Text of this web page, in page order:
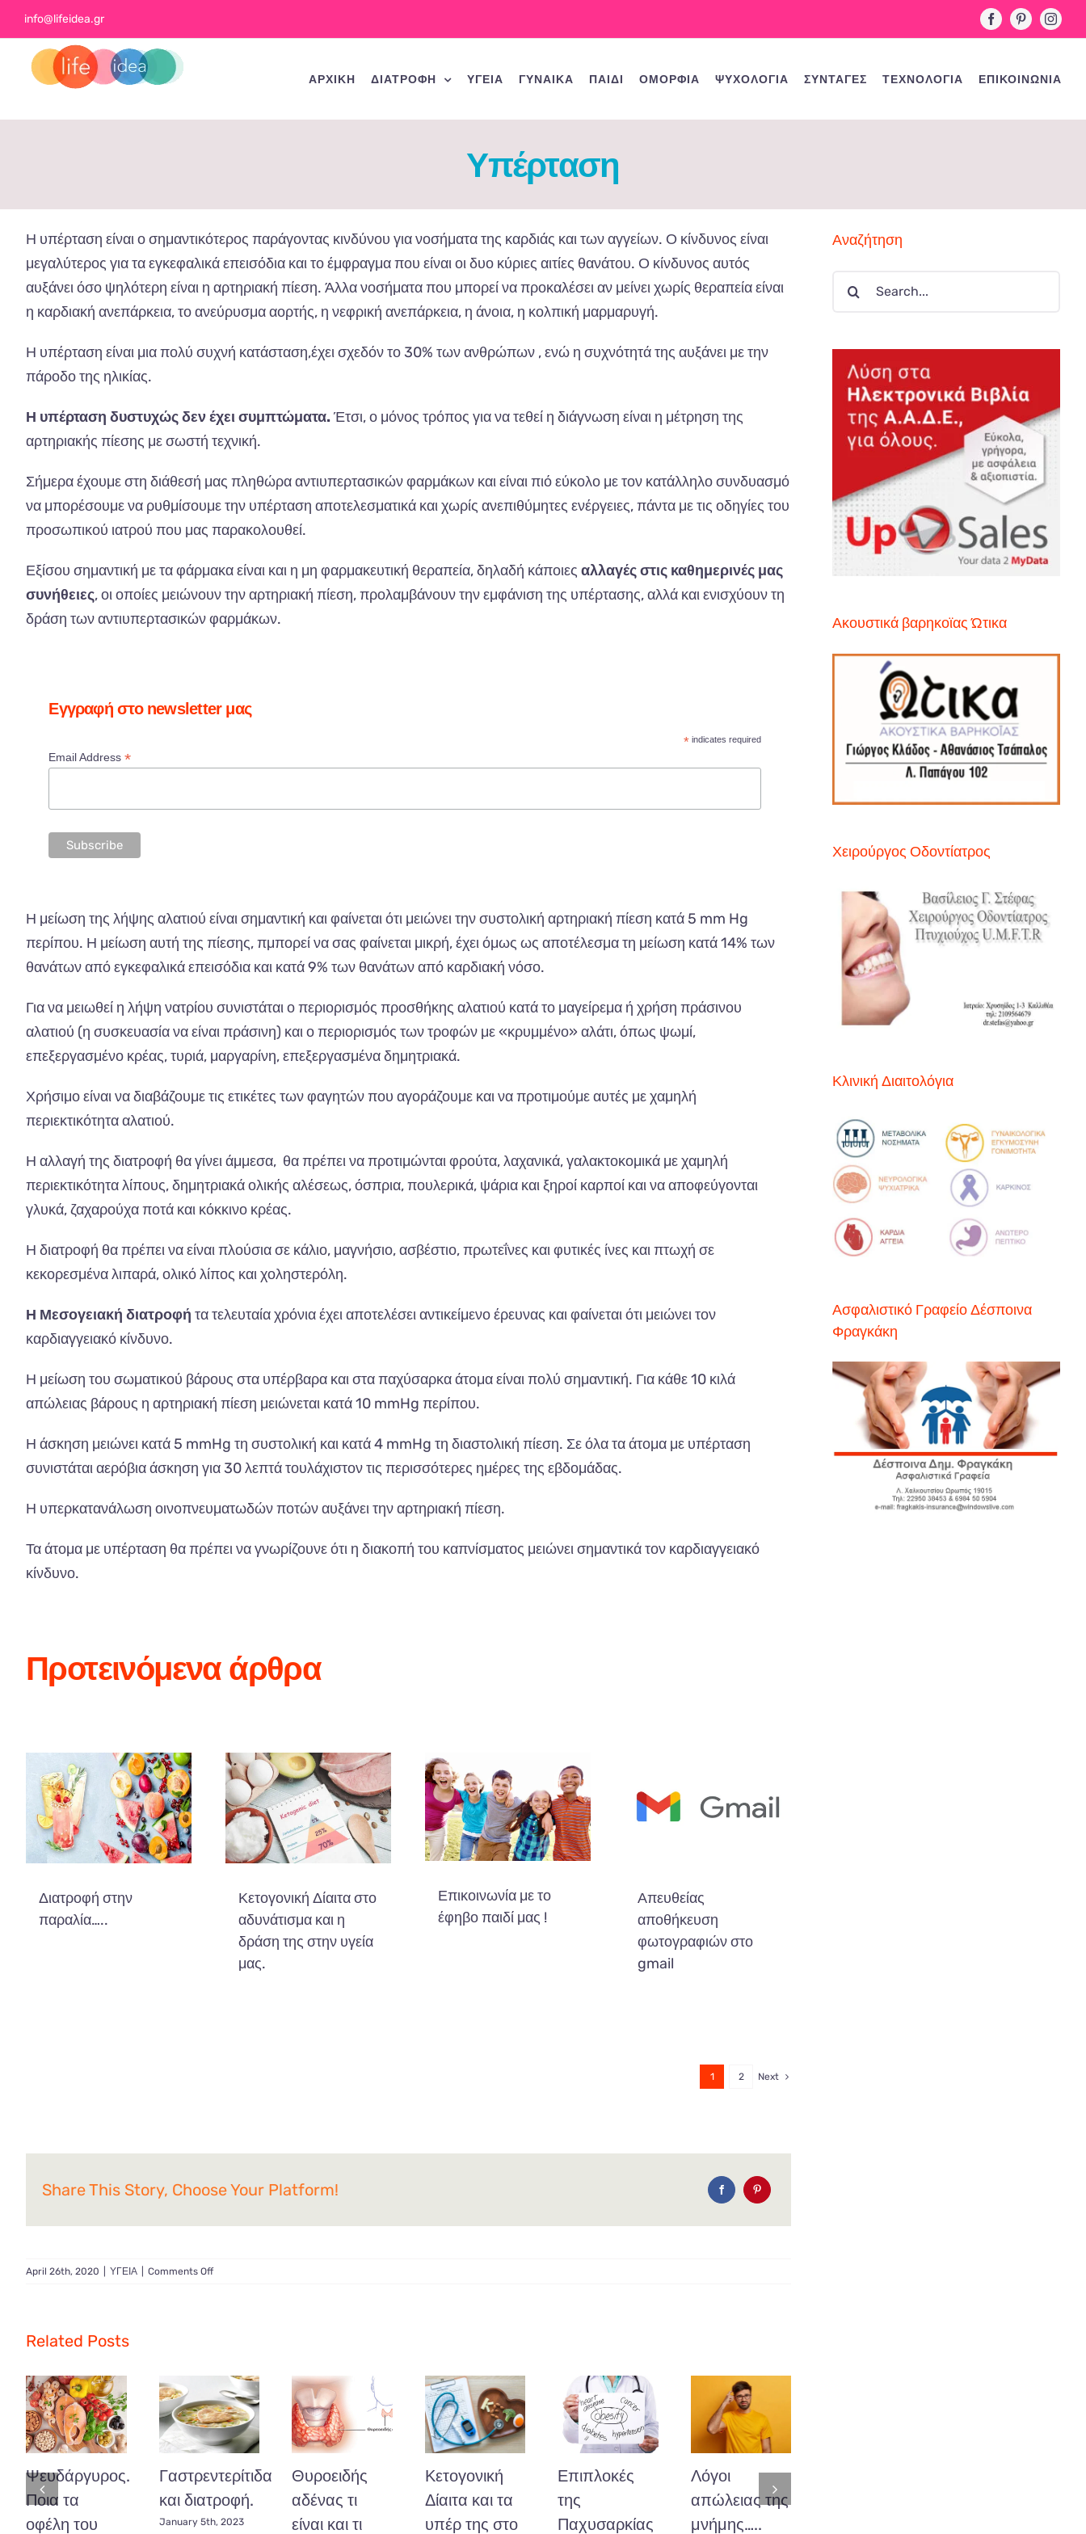
Skip
to
content
info@lifeidea.gr FacebookPinterest
ΑΡΧΙΚΗ ΔΙΑΤΡΟΦΗ ΥΓΕΙΑ ΓΥΝΑΙΚΑ ΠΑΙΔΙ ΟΜΟΡΦΙΑ ΨΥΧΟΛΟΓΙΑ ΣΥΝΤΑΓΕΣ ΤΕΧΝΟΛΟΓΙΑ ΕΠΙΚΟΙΝΩΝΙΑ
Υπέρταση
Η υπέρταση είναι ο σημαντικότερος παράγοντας κινδύνου για νοσήματα της καρδιάς και των αγγείων. Ο κίνδυνος είναι
μεγαλύτερος για τα εγκεφαλικά επεισόδια και το έμφραγμα που είναι οι δυο κύριες αιτίες θανάτου. Ο κίνδυνος αυτός
αυξάνει όσο ψηλότερη είναι η αρτηριακή πίεση. Άλλα νοσήματα που μπορεί να προκαλέσει αν μείνει χωρίς θεραπεία είναι
η καρδιακή ανεπάρκεια, το ανεύρυσμα αορτής, η νεφρική ανεπάρκεια, η άνοια, η κολπική μαρμαρυγή.
Η υπέρταση είναι μια πολύ συχνή κατάσταση,έχει σχεδόν το 30% των ανθρώπων , ενώ η συχνότητά της αυξάνει με την
πάροδο της ηλικίας.
Η υπέρταση δυστυχώς δεν έχει συμπτώματα.Έτσι, ο μόνος τρόπος για να τεθεί η διάγνωση είναι η μέτρηση της
αρτηριακής πίεσης με σωστή τεχνική.
Σήμερα έχουμε στη διάθεσή μας πληθώρα αντιυπερτασικών φαρμάκων και είναι πιό εύκολο με τον κατάλληλο συνδυασμό
να μπορέσουμε να ρυθμίσουμε την υπέρταση αποτελεσματικά και χωρίς ανεπιθύμητες ενέργειες, πάντα με τις οδηγίες του
προσωπικού ιατρού που μας παρακολουθεί.
Εξίσου σημαντική με τα φάρμακα είναι και η μη φαρμακευτική θεραπεία, δηλαδή κάποιες αλλαγές στις καθημερινές μας
συνήθειες, οι οποίες μειώνουν την αρτηριακή πίεση, προλαμβάνουν την εμφάνιση της υπέρτασης, αλλά και ενισχύουν τη
δράση των αντιυπερτασικών φαρμάκων.
Εγγραφή στο newsletter μας
* indicates required
Email Address*
Η μείωση της λήψης αλατιού είναι σημαντική και φαίνεται ότι μειώνει την συστολική αρτηριακή πίεση κατά 5 mm Hg
περίπου. Η μείωση αυτή της πίεσης, πμπορεί να σας φαίνεται μικρή, έχει όμως ως αποτέλεσμα τη μείωση κατά 14% των
θανάτων από εγκεφαλικά επεισόδια και κατά 9% των θανάτων από καρδιακή νόσο.
Για να μειωθεί η λήψη νατρίου συνιστάται ο περιορισμός προσθήκης αλατιού κατά το μαγείρεμα ή χρήση πράσινου
αλατιού (η συσκευασία να είναι πράσινη) και ο περιορισμός των τροφών με «κρυμμένο» αλάτι, όπως ψωμί,
επεξεργασμένο κρέας, τυριά, μαργαρίνη, επεξεργασμένα δημητριακά.
Χρήσιμο είναι να διαβάζουμε τις ετικέτες των φαγητών που αγοράζουμε και να προτιμούμε αυτές με χαμηλή
περιεκτικότητα αλατιού.
Η αλλαγή της διατροφή θα γίνει άμμεσα, θα πρέπει να προτιμώνται φρούτα, λαχανικά, γαλακτοκομικά με χαμηλή
περιεκτικότητα λίπους, δημητριακά ολικής αλέσεως, όσπρια, πουλερικά, ψάρια και ξηροί καρποί και να αποφεύγονται
γλυκά, ζαχαρούχα ποτά και κόκκινο κρέας.
Η διατροφή θα πρέπει να είναι πλούσια σε κάλιο, μαγνήσιο, ασβέστιο, πρωτεΐνες και φυτικές ίνες και πτωχή σε
κεκορεσμένα λιπαρά, ολικό λίπος και χοληστερόλη.
Η Μεσογειακή διατροφή τα τελευταία χρόνια έχει αποτελέσει αντικείμενο έρευνας και φαίνεται ότι μειώνει τον
καρδιαγγειακό κίνδυνο.
Η μείωση του σωματικού βάρους στα υπέρβαρα και στα παχύσαρκα άτομα είναι πολύ σημαντική. Για κάθε 10 κιλά
απώλειας βάρους η αρτηριακή πίεση μειώνεται κατά 10 mmHg περίπου.
Η άσκηση μειώνει κατά 5 mmHg τη συστολική και κατά 4 mmHg τη διαστολική πίεση. Σε όλα τα άτομα με υπέρταση
συνιστάται αερόβια άσκηση για 30 λεπτά τουλάχιστον τις περισσότερες ημέρες της εβδομάδας.
Η υπερκατανάλωση οινοπνευματωδών ποτών αυξάνει την αρτηριακή πίεση.
Τα άτομα με υπέρταση θα πρέπει να γνωρίζουνε ότι η διακοπή του καπνίσματος μειώνει σημαντικά τον καρδιαγγειακό
κίνδυνο.
Προτεινόμενα άρθρα
Διατροφή στην
παραλία…..
Κετογονική Δίαιτα στο
αδυνάτισμα και η
δράση της στην υγεία
μας.
Επικοινωνία με το
έφηβο παιδί μας !
Απευθείας
αποθήκευση
φωτογραφιών στο
gmail
1 2 Next
Share This Story, Choose Your Platform!
April 26th, 2020 ΥΓΕΙΑ Comments Offon
Related Posts
Ψευδάργυρος.
Ποια τα
οφέλη του
Γαστρεντερίτιδα
και διατροφή.
January 5th, 2023
Θυροειδής
αδένας τι
είναι και τι
Κετογονική
Δίαιτα και τα
υπέρ της στο
Επιπλοκές
της
Παχυσαρκίας
Λόγοι
απώλειας της
μνήμης…..
Αναζήτηση
Search
Ακουστικά βαρηκοϊας Ώτικα
Χειρούργος Οδοντίατρος
Κλινική Διαιτολόγια
Ασφαλιστικό Γραφείο Δέσποινα
Φραγκάκη